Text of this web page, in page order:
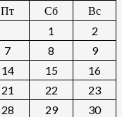
Пт Сб
Вс
1
2
7 8
9
14 15
16
21 22
23
28 29
30